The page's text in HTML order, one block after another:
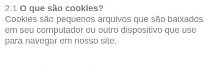
2.1 O que são cookies?
Cookies são pequenos arquivos que são baixados
em seu computador ou outro dispositivo que use
para navegar em nosso site.